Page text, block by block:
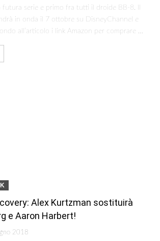
futura serie e primo fra tutti il droide BB-8. Il
in onda il 7 ottobre su DisneyChannel e
all’articolo i link Amazon per comprare …
Alex Kurtzman sostituirà
e Aaron Harbert!
2018